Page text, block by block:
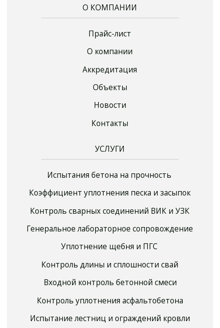
© ООО "ИНФОСМИТ",
2013 - 2026. Все права защищены.
Разработка сайта Е. Иваненко